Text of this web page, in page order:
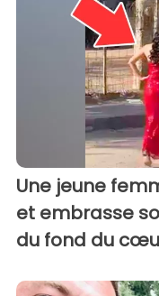
Une jeune
et embrasse
du fond du